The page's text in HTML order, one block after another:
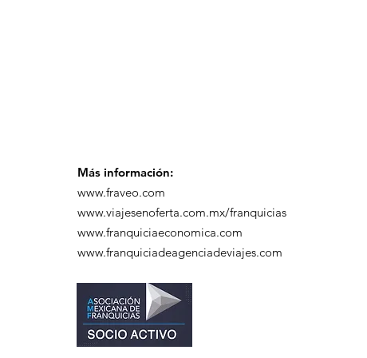
Más información:
www.fraveo.com
www.viajesenoferta.com.mx/franquicias
www.franquiciaeconomica.com
www.franquiciadeagenciadeviajes.com